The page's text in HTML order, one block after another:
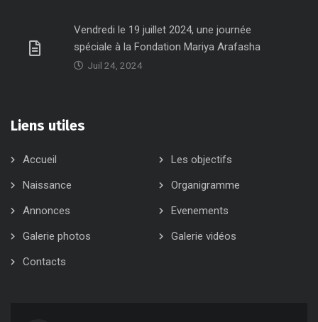
Vendredi le 19 juillet 2024, une journée
spéciale à la Fondation Mariya Arafasha
Juil 24, 2024
Liens utiles
Accueil
Les objectifs
Naissance
Organigramme
Annonces
Evenements
Galerie photos
Galerie vidéos
Contacts